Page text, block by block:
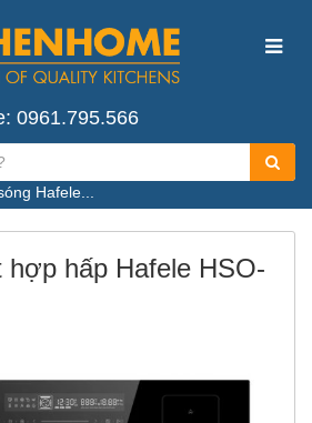
0961.795.566
Hafele...
hấp Hafele HSO-